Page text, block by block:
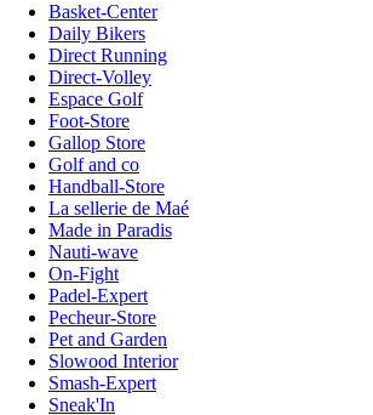
Basket-Center
Daily Bikers
Direct Running
Direct-Volley
Espace Golf
Foot-Store
Gallop Store
Golf and co
Handball-Store
La sellerie de Maé
Made in Paradis
Nauti-wave
On-Fight
Padel-Expert
Pecheur-Store
Pet and Garden
Slowood Interior
Smash-Expert
Sneak'In